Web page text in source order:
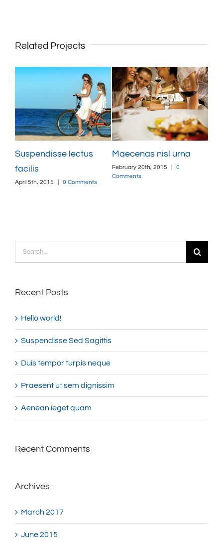
Related Projects
Suspendisse lectus
facilis
April 5th, 2015 0 Comments
Maecenas nisl urna
February 20th, 2015
0
Comments
Recent Posts
Hello world!
Suspendisse Sed Sagittis
Duis tempor turpis neque
Praesent ut sem dignissim
Aenean ieget quam
Recent Comments
Archives
March 2017
June 2015